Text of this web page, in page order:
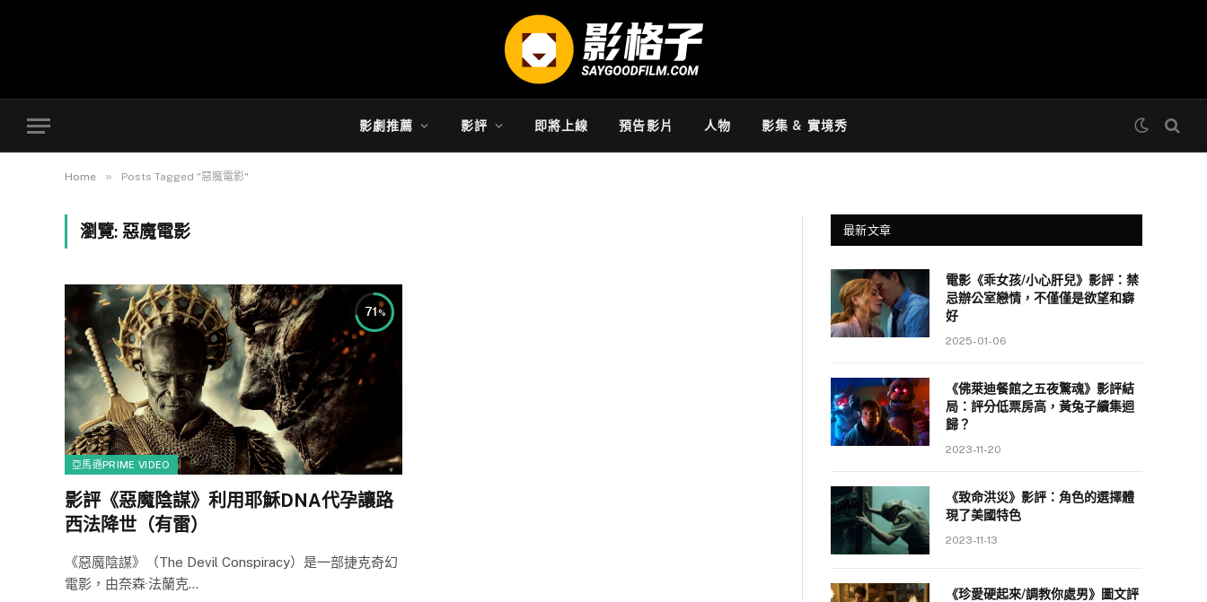
影劇推薦 影評 即將上線 預告影片 人物 影集 & 實境秀
Home » Posts Tagged "惡魔電影"
瀏覽: 惡魔電影
71
亞馬遜PRIME VIDEO
影評《惡魔陰謀》利用耶穌DNA代孕讓路
西法降世（有雷）
《惡魔陰謀》（The Devil Conspiracy）是一部捷克奇幻
電影，由奈森·法蘭克…
最新文章
電影《乖女孩/小心肝兒》影評：禁
忌辦公室戀情，不僅僅是欲望和癖
好
2025-01-06
《佛萊迪餐館之五夜驚魂》影評結
局：評分低票房高，黃兔子續集迴
歸？
2023-11-20
《致命洪災》影評：角色的選擇體
現了美國特色
2023-11-13
《珍愛硬起來/調教你處男》圖文評